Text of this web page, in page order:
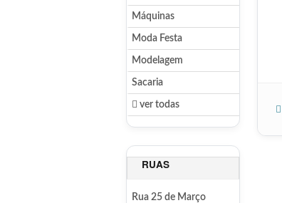
Máquinas
Moda Festa
Modelagem
Sacaria
ver todas
RUAS
Rua 25 de Março